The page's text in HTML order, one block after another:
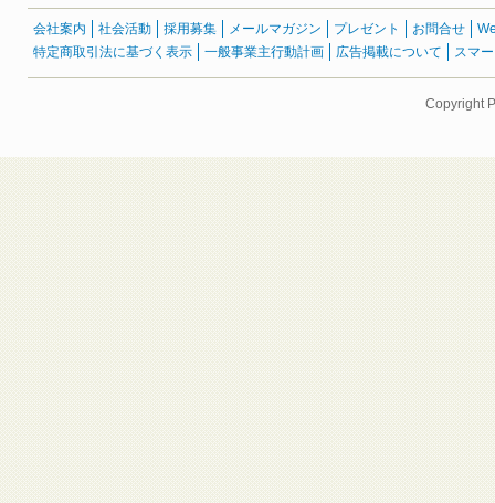
会社案内 社会活動 採用募集 メールマガジン プレゼント お問合せ
特定商取引法に基づく表示
一般事業主行動計画 広告掲載について スマ
Copyright